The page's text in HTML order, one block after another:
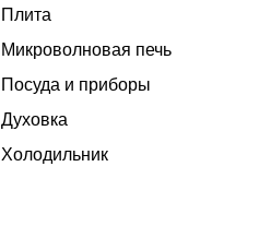
Плита
Микроволновая печь
Посуда и приборы
Духовка
Холодильник